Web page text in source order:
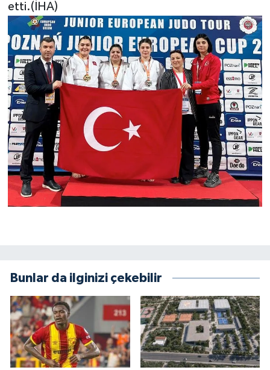
etti.(İHA)
Bunlar da ilginizi çekebilir